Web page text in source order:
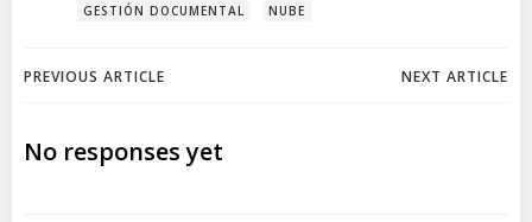
GESTIÓN DOCUMENTAL
NUBE
Post
navigation
PREVIOUS ARTICLE NEXT ARTICLE
No responses yet